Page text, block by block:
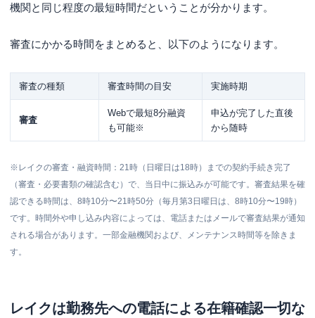
機関と同じ程度の最短時間だということが分かります。
審査にかかる時間をまとめると、以下のようになります。
審査の種類 審査時間の目安 実施時期
審査
Webで最短8分融資
も可能※
申込が完了した直後
から随時
※レイクの審査・融資時間：21時（日曜日は18時）までの契約手続き完了
（審査・必要書類の確認含む）で、当日中に振込みが可能です。審査結果を確
認できる時間は、8時10分〜21時50分（毎月第3日曜日は、8時10分〜19時）
です。時間外や申し込み内容によっては、電話またはメールで審査結果が通知
される場合があります。一部金融機関および、メンテナンス時間等を除きま
す。
レイクは勤務先への電話による在籍確認一切な